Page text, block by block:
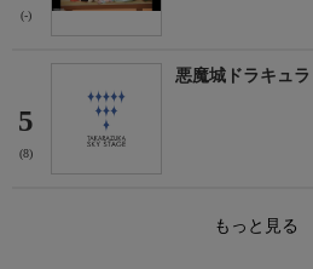
(-)
5
(8)
悪魔城ドラキュラ
もっと見る